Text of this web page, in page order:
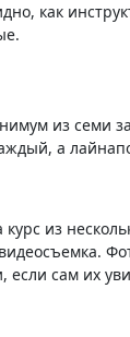
как
из семи
а
курс из
сам их